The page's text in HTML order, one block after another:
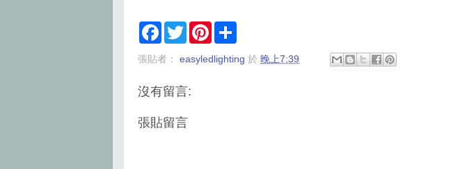
F
e
o
T
w
t
r
P
t
r
張貼者： easyledlighting 於 晚上7:39
沒有留言:
張貼留言